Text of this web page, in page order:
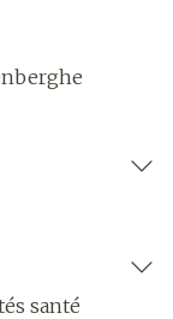
santé